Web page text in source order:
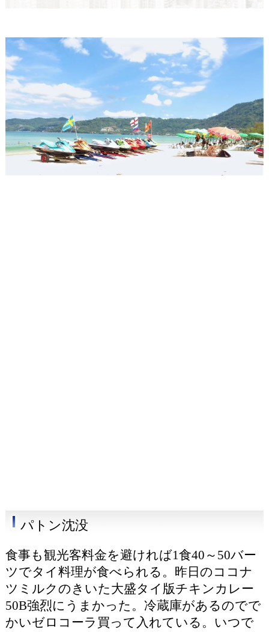
パトン沈没
食事も観光客料金を避ければ1食40～50バー
ツでタイ料理が食べられる。昨日のココナ
ツミルクのきいた大盛タイ版チキンカレー
50B強烈にうまかった。冷蔵庫があるのでで
かいゼロコーラ買って入れている。いつで